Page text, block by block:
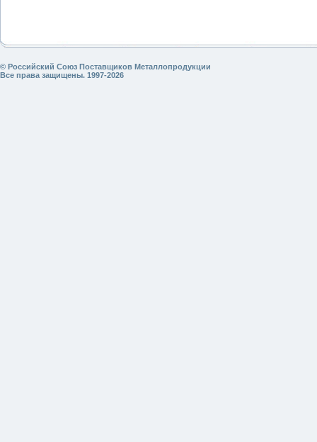
© Российский Союз Поставщиков Металлопродукции
Все права защищены. 1997-2026